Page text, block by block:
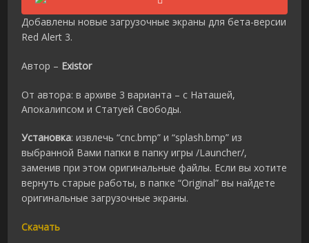
Добавлены новые загрузочные экраны для бета-версии
Red Alert 3.
Автор – Existor
От автора: в архиве 3 варианта – с Наташей,
Апокалипсом и Статуей Свободы.
Установка: извлечь “cnc.bmp” и “splash.bmp” из
выбранной Вами папки в папку игры /Launcher/,
заменив при этом оригинальные файлы. Если вы хотите
вернуть старые работы, в папке “Original” вы найдете
оригинальные загрузочные экраны.
Скачать